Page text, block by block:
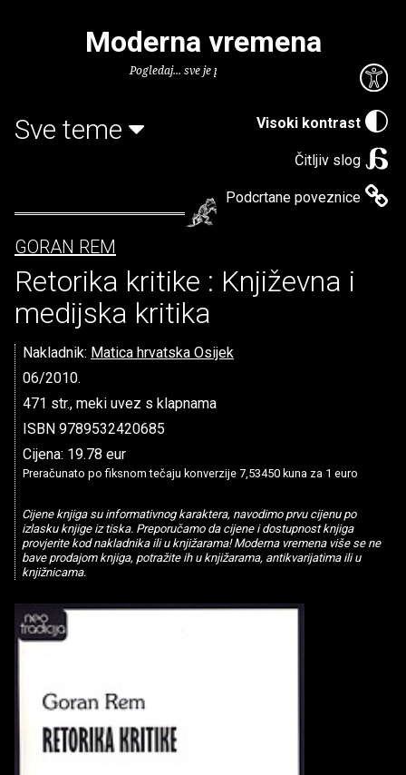
Visoki kontrast
Čitljiv slog
Podcrtane poveznice
Moderna vremena
Pogledaj... sve je puno knjiga.
Sve teme
GORAN REM
Retorika kritike : Književna i
medijska kritika
Nakladnik: Matica hrvatska Osijek
06/2010.
471 str., meki uvez s klapnama
ISBN 9789532420685
Cijena: 19.78 eur
Preračunato po fiksnom tečaju konverzije 7,53450 kuna za 1 euro
Cijene knjiga su informativnog karaktera, navodimo prvu cijenu po
izlasku knjige iz tiska. Preporučamo da cijene i dostupnost knjiga
provjerite kod nakladnika ili u knjižarama! Moderna vremena više se ne
bave prodajom knjiga, potražite ih u knjižarama, antikvarijatima ili u
knjižnicama.